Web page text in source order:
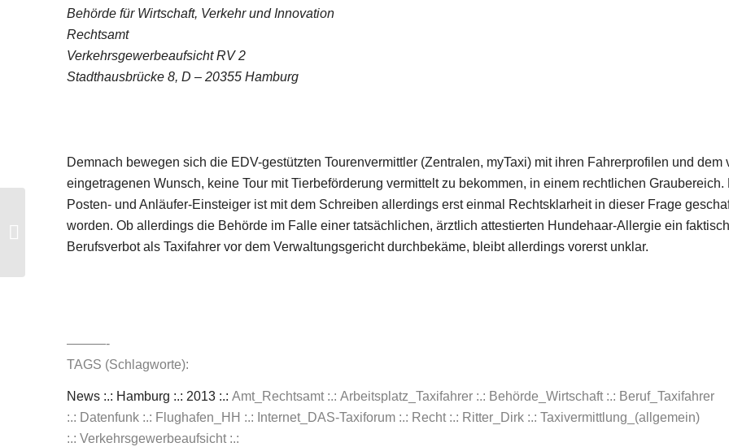
Behörde für Wirtschaft, Verkehr und Innovation
Rechtsamt
Verkehrsgewerbeaufsicht RV 2
Stadthausbrücke 8, D – 20355 Hamburg
Demnach bewegen sich die EDV-gestützten Tourenvermittler (Zentralen, myTaxi) mit ihren Fahrerprofilen und dem
eingetragenen Wunsch, keine Tour mit Tierbeförderung vermittelt zu bekommen, in einem rechtlichen Graubereich.
Posten- und Anläufer-Einsteiger ist mit dem Schreiben allerdings erst einmal Rechtsklarheit in dieser Frage
worden. Ob allerdings die Behörde im Falle einer tatsächlichen, ärztlich attestierten Hundehaar-Allergie ein
Berufsverbot als Taxifahrer vor dem Verwaltungsgericht durchbekäme, bleibt allerdings vorerst unklar.
———-
TAGS (Schlagworte):
News :.: Hamburg :.: 2013 :.: Amt_Rechtsamt :.: Arbeitsplatz_Taxifahrer :.: Behörde_Wirtschaft :.: Beruf_Taxifahrer
:.: Datenfunk :.: Flughafen_HH :.: Internet_DAS-Taxiforum :.: Recht :.: Ritter_Dirk :.: Taxivermittlung_(allgemein)
:.: Verkehrsgewerbeaufsicht :.:
Förderung für Fiskal-Taxameter läuft
2013 aus